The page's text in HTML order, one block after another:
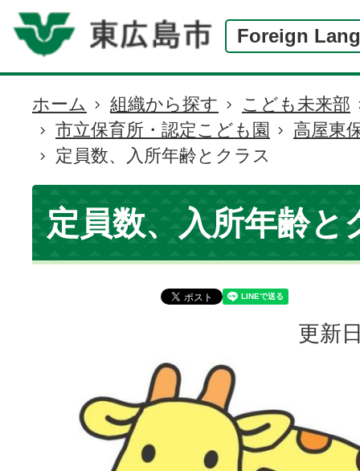
Foreign
現
在
の
位
置
ホーム 組織から探す
こども未来部
市立保育所・認定こども園
高屋東
定員数、入所年齢とクラス
定員数、入所年齢と
更新